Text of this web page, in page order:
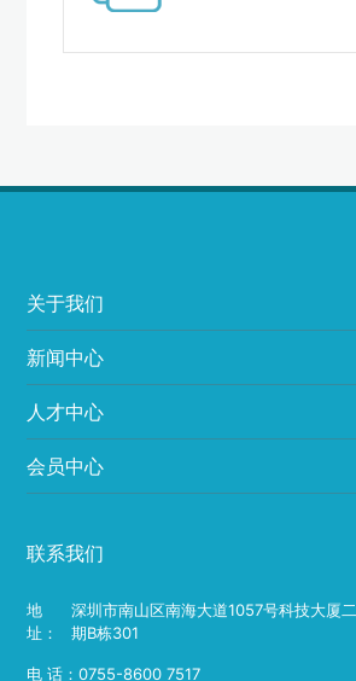
关于我们
新闻中心
人才中心
会员中心
联系我们
地
址：
深圳市南山区南海大道1057号科技大厦二
期B栋301
电 话：0755-8600 7517